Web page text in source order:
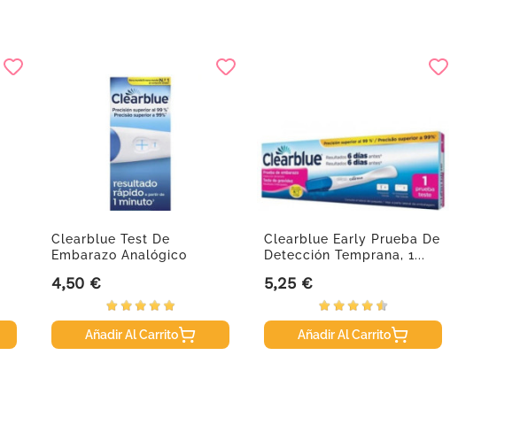
Clearblue Test De
Embarazo Analógico
Precio
4,50 €
Añadir Al Carrito
Clearblue Early Prueba De
Detección Temprana, 1...
Precio
5,25 €
Añadir Al Carrito